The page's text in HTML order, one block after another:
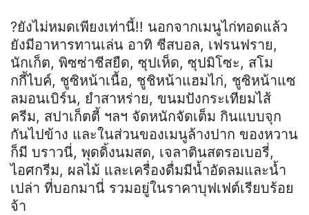
?ยังไม่หมดเพียงเท่านี้!! นอกจากเมนูไก่ทอดแล้ว
ยังมีอาหารทานเล่น อาทิ ชีสบอล, เฟรนฟราย,
นักเก็ต, พิซซ่าชีสยืด, ซุปเห็ด, ซุปมิโซะ, สโม
กกี้ไบค์, ชูซิหน้าเนื้อ, ชูชิหน้าแฮมไก่, ชูซิหน้าแซ
ลมอนเบิร์น, ยำสาหร่าย, ขนมปังกระเทียมไส้
ครีม, สปาเก็ตตี้ ฯลฯ จัดหนักจัดเต็ม กินแบบจุก
กันไปข้าง และในส่วนของเมนูล้างปาก ของหวาน
ก็มี บราวนี่, พุดดิ้งนมสด, เจลาตินสตรอเบอรี่,
ไอศกรีม, ผลไม้ และเครื่องดื่มมีน้ำอัดลมและน้ำ
เปล่า ที่บอกมานี่ รวมอยู่ในราคาบุฟเฟต์เรียบร้อย
จ้า